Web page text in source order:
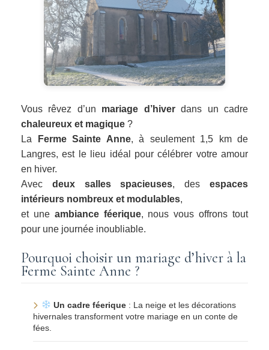
Vous rêvez d’un mariage d’hiverdans un cadre
chaleureux et magique ?
La
Ferme Sainte Anne, à seulement 1,5 km de
Langres, est le lieu idéal pour célébrer votre amour
en hiver.
Avec deux salles spacieuses, desespaces
intérieurs nombreux et modulables,
et une ambiance féerique, nous vous offrons tout
pour une journée inoubliable.
Pourquoi choisir un mariage d’hiver à la
Ferme Sainte Anne ?
Un cadre féerique: La neige et les décorations
hivernales transforment votre mariage en un conte de
fées.